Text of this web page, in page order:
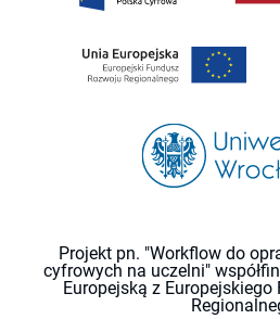
Projekt pn. "Workflow do
cyfrowych na uczelni"
Europejską z